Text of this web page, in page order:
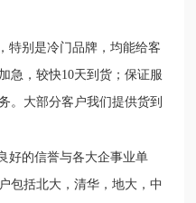
特别是冷门品牌，均能给客
急，较快10天到货；保证服
。大部分客户我们提供货到
好的信誉与各大企事业单
包括北大，清华，地大，中